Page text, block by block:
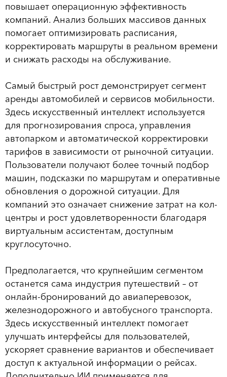
повышает операционную эффективность
компаний. Анализ больших массивов данных
помогает оптимизировать расписания,
корректировать маршруты в реальном времени
и снижать расходы на обслуживание.
Самый быстрый рост демонстрирует сегмент
аренды автомобилей и сервисов мобильности.
Здесь искусственный интеллект используется
для прогнозирования спроса, управления
автопарком и автоматической корректировки
тарифов в зависимости от рыночной ситуации.
Пользователи получают более точный подбор
машин, подсказки по маршрутам и оперативные
обновления о дорожной ситуации. Для
компаний это означает снижение затрат на кол-
центры и рост удовлетворенности благодаря
виртуальным ассистентам, доступным
круглосуточно.
Предполагается, что крупнейшим сегментом
останется сама индустрия путешествий – от
онлайн-бронирований до авиаперевозок,
железнодорожного и автобусного транспорта.
Здесь искусственный интеллект помогает
улучшать интерфейсы для пользователей,
ускоряет сравнение вариантов и обеспечивает
доступ к актуальной информации о рейсах.